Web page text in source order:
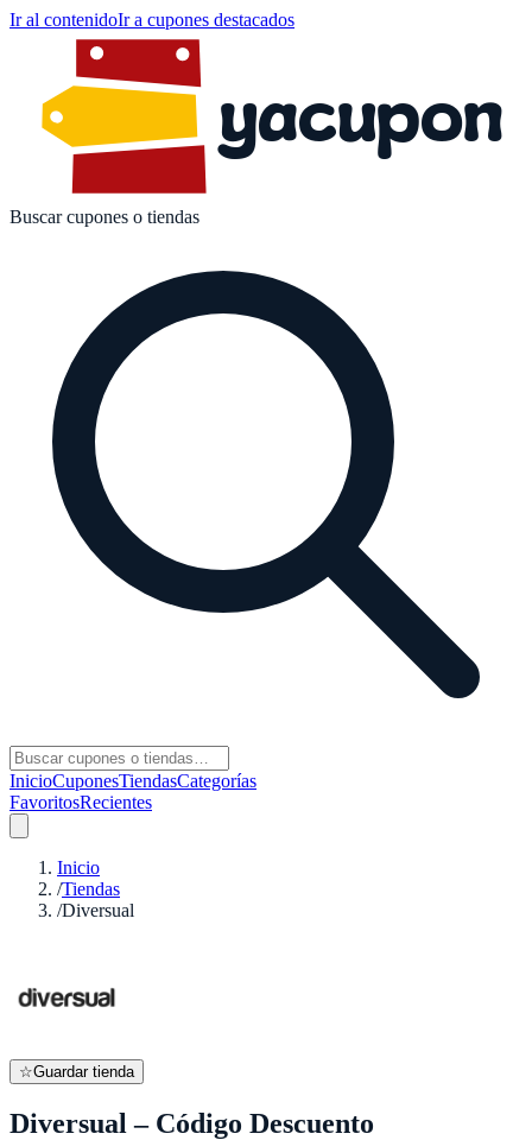
Ir al contenidoIr a cupones destacados
yacupon
Buscar cupones o tiendas
InicioCuponesTiendasCategorías
FavoritosRecientes
Inicio
/Tiendas
/Diversual
☆Guardar tienda
Diversual – Código Descuento